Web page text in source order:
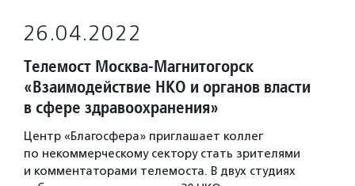
26.04.2022
Телемост Москва-Магнитогорск
«Взаимодействие НКО и органов власти
в сфере здравоохранения»
Центр «Благосфера» приглашает коллег
по некоммерческому сектору стать зрителями
и комментаторами телемоста. В двух студиях